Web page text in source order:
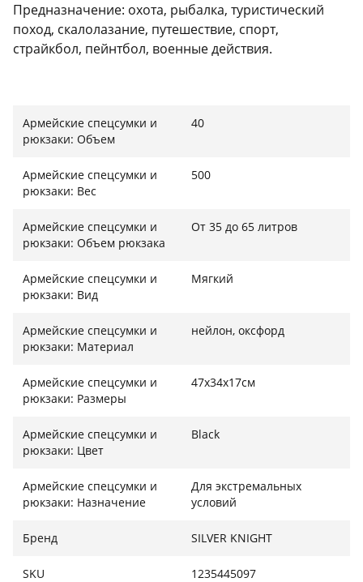
Предназначение: охота, рыбалка, туристический
поход, скалолазание, путешествие, спорт,
страйкбол, пейнтбол, военные действия.
Армейские спецсумки и
рюкзаки: Объем
40
Армейские спецсумки и
рюкзаки: Вес
500
Армейские спецсумки и
рюкзаки: Объем рюкзака
От 35 до 65 литров
Армейские спецсумки и
рюкзаки: Вид
Мягкий
Армейские спецсумки и
рюкзаки: Материал
нейлон, оксфорд
Армейские спецсумки и
рюкзаки: Размеры
47х34х17см
Армейские спецсумки и
рюкзаки: Цвет
Black
Армейские спецсумки и
рюкзаки: Назначение
Для экстремальных
условий
Бренд SILVER KNIGHT
SKU 1235445097